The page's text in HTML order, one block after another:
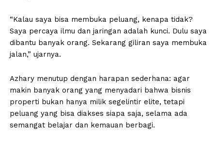
“Kalau saya bisa membuka peluang, kenapa tidak?
Saya percaya ilmu dan jaringan adalah kunci. Dulu saya
dibantu banyak orang. Sekarang giliran saya membuka
jalan,” ujarnya.
Azhary menutup dengan harapan sederhana: agar
makin banyak orang yang menyadari bahwa bisnis
properti bukan hanya milik segelintir elite, tetapi
peluang yang bisa diakses siapa saja, selama ada
semangat belajar dan kemauan berbagi.